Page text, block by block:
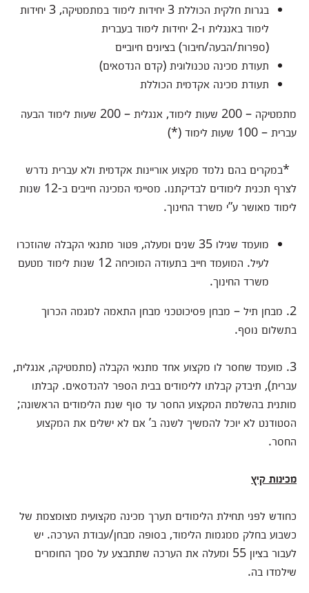
בגרות חלקית הכוללת 3 יחידות לימוד במתמטיקה, 3 יחידות
לימוד באנגלית ו-2 יחידות לימוד בעברית
(ספרות/הבעה/חיבור) בציונים חיוביים
תעודת מכינה טכנולוגית (קדם הנדסאים)
תעודת מכינה אקדמית הכוללת
מתמטיקה – 200 שעות לימוד, אנגלית – 200 שעות לימוד הבעה
עברית – 100 שעות לימוד (*)
*במקרים בהם נלמד מקצוע אוריינות אקדמית ולא עברית נדרש
לצרף תכנית לימודים לבדיקתנו. מסיימי המכינה חייבים ב-12 שנות
לימוד מאושר ע”י משרד החינוך.
מועמד שגילו 35 שנים ומעלה, פטור מתנאי הקבלה שהוזכרו
לעיל. המועמד חייב בתעודה המוכיחה 12 שנות לימוד מטעם
משרד החינוך.
2. מבחן תיל – מבחן פסיכוטכני מבחן התאמה למגמה הכרוך
בתשלום נוסף.
3. מועמד שחסר לו מקצוע אחד מתנאי הקבלה (מתמטיקה, אנגלית,
עברית), תיבדק קבלתו ללימודים בבית הספר להנדסאים. קבלתו
מותנית בהשלמת המקצוע החסר עד סוף שנת הלימודים הראשונה;
הסטודנט לא יוכל להמשיך לשנה ב’ אם לא ישלים את המקצוע
החסר.
מכינות קיץ
כחודש לפני תחילת הלימודים תערך מכינה מקצועית מצומצמת של
כשבוע בחלק ממגמות הלימוד, בסופה מבחן/עבודת הערכה. יש
לעבור בציון 55 ומעלה את הערכה שתתבצע על סמך החומרים
שילמדו בה.